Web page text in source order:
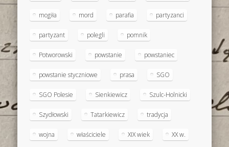
mogiła mord parafia partyzanci
partyzant polegli pomnik
Potworowski powstanie powstaniec
powstanie styczniowe prasa SGO
SGO Polesie Sienkiewicz Szulc-Holnicki
Szydłowski Tatarkiewicz tradycja
wojna właściciele XIX wiek XX w.